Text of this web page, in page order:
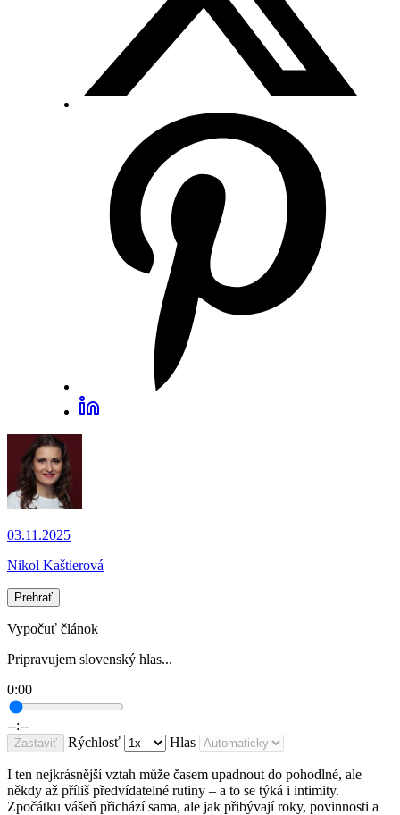
03.11.2025
Nikol Kaštierová
Prehrať
Vypočuť článok
Pripravujem slovenský hlas...
0:00
--:--
Zastaviť Rýchlosť Hlas
I ten nejkrásnější vztah může časem upadnout do pohodlné, ale
někdy až příliš předvídatelné rutiny – a to se týká i intimity.
Zpočátku vášeň přichází sama, ale jak přibývají roky, povinnosti a